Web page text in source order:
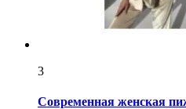
3
Современная женская